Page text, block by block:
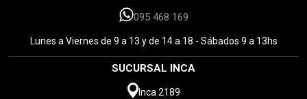
095 468 169
Lunes a Viernes de 9 a 13 y de 14 a 18 - Sábados 9 a 13hs
SUCURSAL INCA
Inca 2189